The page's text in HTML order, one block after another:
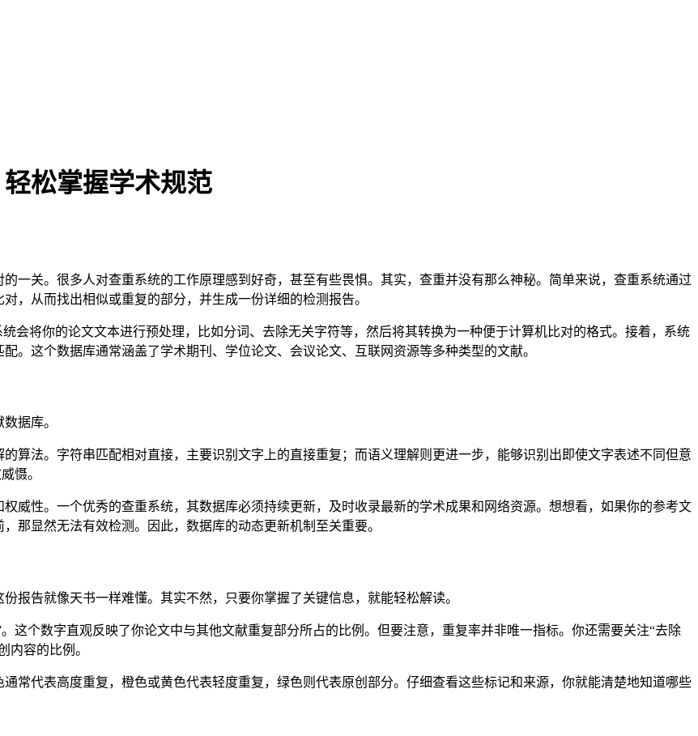
松掌握学术规范
一关。很多人对查重系统的工作原理感到好奇，甚至有些畏惧。其实，查重并没有那么神秘。简单来说，查重系统通过
，从而找出相似或重复的部分，并生成一份详细的检测报告。
会将你的论文文本进行预处理，比如分词、去除无关字符等，然后将其转换为一种便于计算机比对的格式。接着，系统
。这个数据库通常涵盖了学术期刊、学位论文、会议论文、互联网资源等多种类型的文献。
据库。
算法。字符串匹配相对直接，主要识别文字上的直接重复；而语义理解则更进一步，能够识别出即使文字表述不同但意
慑。
威性。一个优秀的查重系统，其数据库必须持续更新，及时收录最新的学术成果和网络资源。想想看，如果你的参考文
那显然无法有效检测。因此，数据库的动态更新机制至关重要。
报告就像天书一样难懂。其实不然，只要你掌握了关键信息，就能轻松解读。
这个数字直观反映了你论文中与其他文献重复部分所占的比例。但要注意，重复率并非唯一指标。你还需要关注“去除
内容的比例。
常代表高度重复，橙色或黄色代表轻度重复，绿色则代表原创部分。仔细查看这些标记和来源，你就能清楚地知道哪些